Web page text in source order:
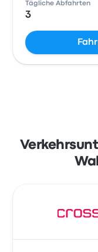
Tägliche Abfahrten
3